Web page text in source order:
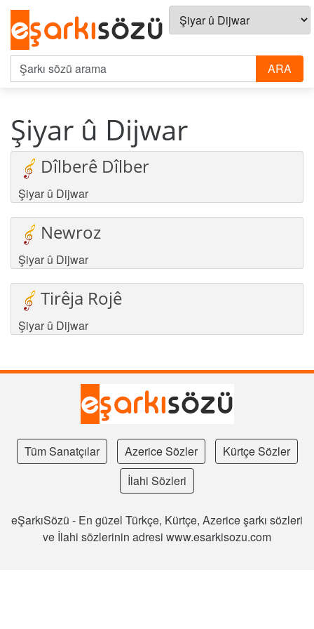
Şiyar û Dijwar
Dîlberê Dîlber
Şiyar û Dijwar
Newroz
Şiyar û Dijwar
Tirêja Rojê
Şiyar û Dijwar
Tüm Sanatçılar Azerice Sözler
Kürtçe Sözler
İlahi Sözleri
eŞarkıSözü - En güzel Türkçe, Kürtçe, Azerice şarkı sözleri
ve İlahi sözlerinin adresi www.esarkisozu.com